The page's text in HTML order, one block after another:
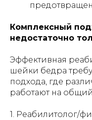
Комплексный
недостаточно
Эффективная
шейки бедра
подхода, где
работают на общий
1. Реабилитолог/